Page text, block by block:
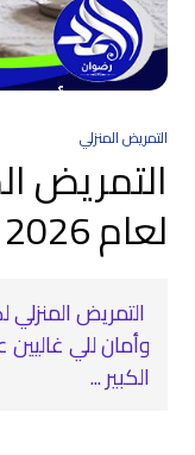
التمريض المنزلي
التمريض
لعام 2026 – 2027
وأمان للي
الكبير ...